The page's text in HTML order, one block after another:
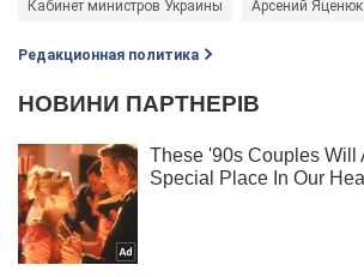
Кабинет министров Украины Арсений Яценюк
Редакционная политика